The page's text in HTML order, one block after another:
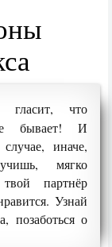
гласит, что
бывает! И
иначе,
мягко
партнёр
Узнай
позаботься о